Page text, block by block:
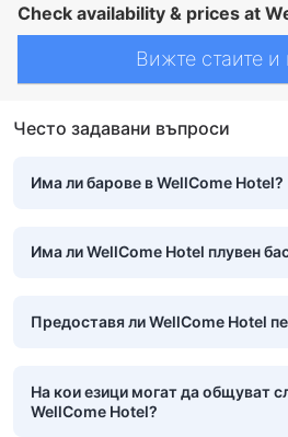
Check availability & prices at
Вижте стаите и
Често задавани въпроси
Има ли барове в WellCome Hotel?
Има ли WellCome Hotel плувен
Предоставя ли WellCome Hotel
На кои езици могат да общуват
WellCome Hotel?